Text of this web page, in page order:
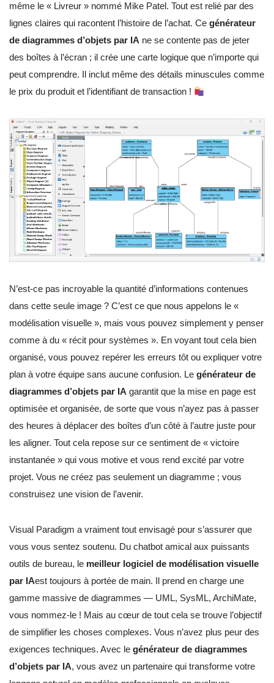
même le « Livreur » nommé Mike Patel. Tout est relié par des
lignes claires qui racontent l’histoire de l’achat. Ce générateur
de diagrammes d’objets par IA ne se contente pas de jeter
des boîtes à l’écran ; il crée une carte logique que n’importe qui
peut comprendre. Il inclut même des détails minuscules comme
le prix du produit et l’identifiant de transaction !
N’est-ce pas incroyable la quantité d’informations contenues
dans cette seule image ? C’est ce que nous appelons le «
modélisation visuelle », mais vous pouvez simplement y penser
comme à du « récit pour systèmes ». En voyant tout cela bien
organisé, vous pouvez repérer les erreurs tôt ou expliquer votre
plan à votre équipe sans aucune confusion. Le générateur de
diagrammes d’objets par IA garantit que la mise en page est
optimisée et organisée, de sorte que vous n’ayez pas à passer
des heures à déplacer des boîtes d’un côté à l’autre juste pour
les aligner. Tout cela repose sur ce sentiment de « victoire
instantanée » qui vous motive et vous rend excité par votre
projet. Vous ne créez pas seulement un diagramme ; vous
construisez une vision de l’avenir.
Visual Paradigm a vraiment tout envisagé pour s’assurer que
vous vous sentez soutenu. Du chatbot amical aux puissants
outils de bureau, le meilleur logiciel de modélisation visuelle
par IAest toujours à portée de main. Il prend en charge une
gamme massive de diagrammes — UML, SysML, ArchiMate,
vous nommez-le ! Mais au cœur de tout cela se trouve l’objectif
de simplifier les choses complexes. Vous n’avez plus peur des
exigences techniques. Avec le générateur de diagrammes
d’objets par IA, vous avez un partenaire qui transforme votre